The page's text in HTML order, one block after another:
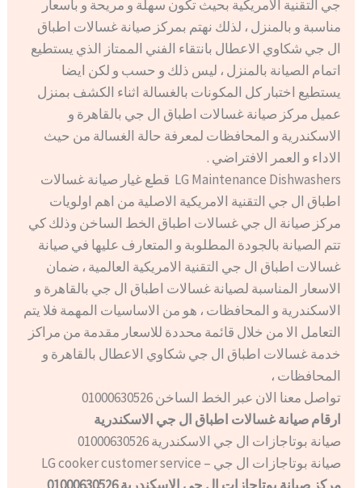
جي التقنية الامريكية بحيث تكون سهلة و مريحة و باسعار
مناسبة و بالمنزل ، لذلك نهتم بمركز صيانة غسالات اطباق
ال جي شكاوي الاعطال بانتقاء الفني الممتاز الذي يستطيع
اتمام الصيانة بالمنزل ، ليس ذلك و حسب و لكن ايضا
يستطيع اختبار كل المكونات بالغسالة اثناء الكشف بمنزل
عميل مركز صيانة غسالات اطباق ال جي بالقاهرة و
الاسكندرية و المحافظات لمعرفة حالة الغسالة من حيث
الاداء و العمر الافتراضي .
LG Maintenance Dishwashers قطع غيار صيانة غسالات
اطباق ال جي التقنية الامريكية الاصلية من اهم اولويات
مركز صيانة ال جي غسالات اطباق الخط الساخن وذلك كي
تتم الصيانة بالجودة المطلوبة و المتعارف عليها في صيانة
غسالات اطباق ال جي التقنية الامريكية العالمية ، ضمان
الاسعار المناسبة لصيانة غسالات اطباق ال جي بالقاهرة و
الاسكندرية و المحافظات ، هو من الاساسيات المهمة فلا يتم
التعامل الا من خلال قائمة محددة للاسعار مقدمة من مراكز
خدمة غسالات اطباق ال جي شكاوي الاعطال بالقاهرة و
المحافظات ،
تواصل معنا الان عبر الخط الساخن 01000630526
ارقام صيانة غسالات اطباق ال جي الاسكندرية
صيانة بوتاجازات ال جي الاسكندرية 01000630526
صيانة بوتاجازات ال جي – LG cooker customer service